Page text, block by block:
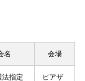
名 会場
法指定
ピアザ